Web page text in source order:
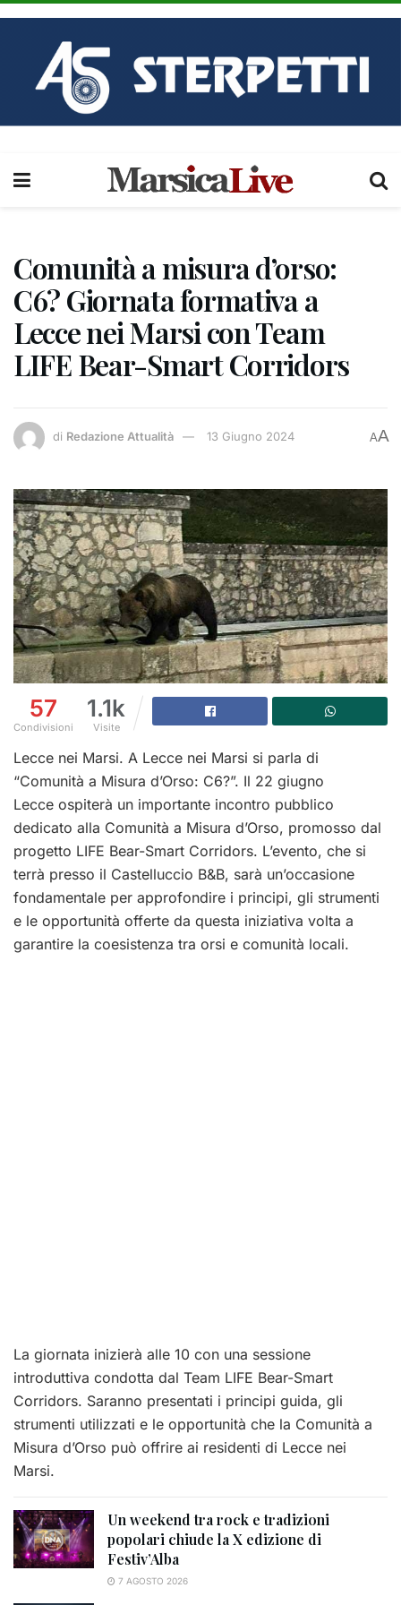
Comunità a misura d’orso:
C6? Giornata formativa a
Lecce nei Marsi con Team
LIFE Bear-Smart Corridors
di Redazione Attualità 13 Giugno 2024 AA
57
Condivisioni
1.1k
Visite
Lecce nei Marsi. A Lecce nei Marsi si parla di
“Comunità a Misura d’Orso: C6?”. Il 22 giugno
Lecce ospiterà un importante incontro pubblico
dedicato alla Comunità a Misura d’Orso, promosso dal
progetto LIFE Bear-Smart Corridors. L’evento, che si
terrà presso il Castelluccio B&B, sarà un’occasione
fondamentale per approfondire i principi, gli strumenti
e le opportunità offerte da questa iniziativa volta a
garantire la coesistenza tra orsi e comunità locali.
La giornata inizierà alle 10 con una sessione
introduttiva condotta dal Team LIFE Bear-Smart
Corridors. Saranno presentati i principi guida, gli
strumenti utilizzati e le opportunità che la Comunità a
Misura d’Orso può offrire ai residenti di Lecce nei
Marsi.
Un weekend tra rock e tradizioni
popolari chiude la X edizione di
Festiv’Alba
7 AGOSTO 2026